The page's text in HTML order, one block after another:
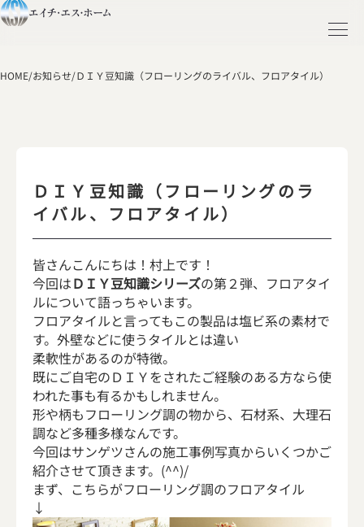
HOME/お知らせ/ＤＩＹ豆知識（フローリングのライバル、フロアタイル）
ＤＩＹ豆知識（フローリングのラ
イバル、フロアタイル）
皆さんこんにちは！村上です！
今回はＤＩＹ豆知識シリーズの第２弾、フロアタイ
ルについて語っちゃいます。
フロアタイルと言ってもこの製品は塩ビ系の素材で
す。外壁などに使うタイルとは違い
柔軟性があるのが特徴。
既にご自宅のＤＩＹをされたご経験のある方なら使
われた事も有るかもしれません。
形や柄もフローリング調の物から、石材系、大理石
調など多種多様なんです。
今回はサンゲツさんの施工事例写真からいくつかご
紹介させて頂きます。(^^)/
まず、こちらがフローリング調のフロアタイル
↓